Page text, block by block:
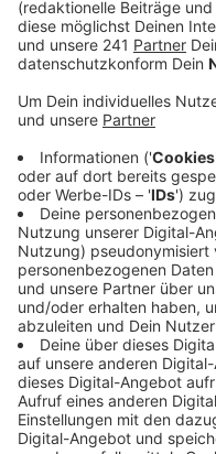
kommend nach links
angefahren haben
Veröffentlicht:Dienstag,
Ort
Anzeige
Zeugenaussagen
mit einigen Passanten
Anschein nach hatte
und konnte später